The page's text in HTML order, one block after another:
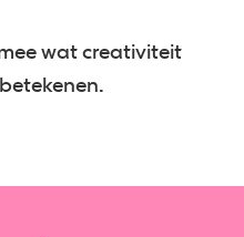
wat creativiteit